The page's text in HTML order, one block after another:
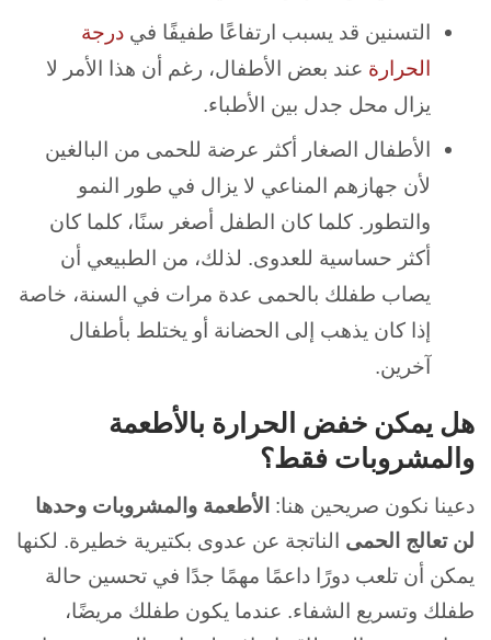
التسنين قد يسبب ارتفاعًا طفيفًا في درجة
الحرارة عند بعض الأطفال، رغم أن هذا الأمر لا
يزال محل جدل بين الأطباء.
الأطفال الصغار أكثر عرضة للحمى من البالغين
لأن جهازهم المناعي لا يزال في طور النمو
والتطور. كلما كان الطفل أصغر سنًا، كلما كان
أكثر حساسية للعدوى. لذلك، من الطبيعي أن
يصاب طفلك بالحمى عدة مرات في السنة، خاصة
إذا كان يذهب إلى الحضانة أو يختلط بأطفال
آخرين.
هل يمكن خفض الحرارة بالأطعمة
والمشروبات فقط؟
دعينا نكون صريحين هنا: الأطعمة والمشروبات وحدها
لن تعالج الحمى الناتجة عن عدوى بكتيرية خطيرة. لكنها
يمكن أن تلعب دورًا داعمًا مهمًا جدًا في تحسين حالة
طفلك وتسريع الشفاء. عندما يكون طفلك مريضًا،